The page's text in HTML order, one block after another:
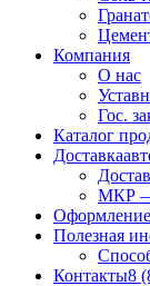
Компания
О нас
Гос.
Каталог
Доставка
МКР —
Оформление
Полезная
Контакты8